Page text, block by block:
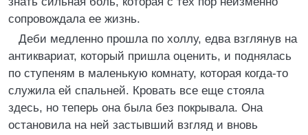
сопровождала ее жизнь.
Деби медленно прошла по холлу, едва взглянув на
антиквариат, который пришла оценить, и поднялась
по ступеням в маленькую комнату, которая когда-то
служила ей спальней. Кровать все еще стояла
здесь, но теперь она была без покрывала. Она
остановила на ней застывший взгляд и вновь